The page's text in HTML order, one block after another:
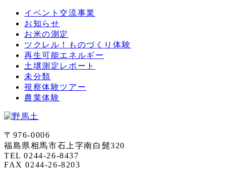
イベント交流事業
お知らせ
お米の測定
ツクレル！ものづくり体験
再生可能エネルギー
土壌測定レポート
未分類
視察体験ツアー
農業体験
〒976-0006
福島県相馬市石上字南白髭320
TEL 0244-26-8437
FAX 0244-26-8203